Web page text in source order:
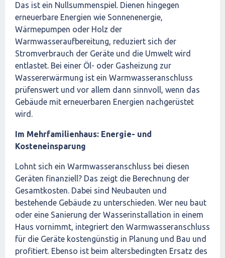
Das ist ein Nullsummenspiel. Dienen hingegen
erneuerbare Energien wie Sonnenenergie,
Wärmepumpen oder Holz der
Warmwasseraufbereitung, reduziert sich der
Stromverbrauch der Geräte und die Umwelt wird
entlastet. Bei einer Öl- oder Gasheizung zur
Wassererwärmung ist ein Warmwasseranschluss
prüfenswert und vor allem dann sinnvoll, wenn das
Gebäude mit erneuerbaren Energien nachgerüstet
wird.
Im Mehrfamilienhaus: Energie- und
Kosteneinsparung
Lohnt sich ein Warmwasseranschluss bei diesen
Geräten finanziell? Das zeigt die Berechnung der
Gesamtkosten. Dabei sind Neubauten und
bestehende Gebäude zu unterschieden. Wer neu baut
oder eine Sanierung der Wasserinstallation in einem
Haus vornimmt, integriert den Warmwasseranschluss
für die Geräte kostengünstig in Planung und Bau und
profitiert. Ebenso ist beim altersbedingten Ersatz des